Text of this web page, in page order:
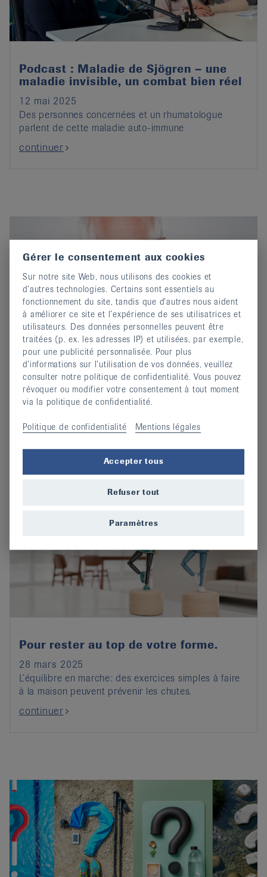
Podcast : Maladie de Sjögren – une
maladie invisible, un combat bien réel
12 mai 2025
Des personnes concernées et un rhumatologue
parlent de cette maladie auto-immune
continuer
Chirurgie du genou en cas d’arthrose:
opportunités et limites
14 avril 2025
Lisez l'interview du Prof. Dr méd. Markus Arnold.
continuer
Pour rester au top de votre forme.
28 mars 2025
L’équilibre en marche: des exercices simples à faire
à la maison peuvent prévenir les chutes.
continuer
Gérer le consentement aux cookies
Sur notre site Web, nous utilisons des cookies et
d’autres technologies. Certains sont essentiels au
fonctionnement du site, tandis que d’autres nous aident
à améliorer ce site et l’expérience de ses utilisatrices et
utilisateurs. Des données personnelles peuvent être
traitées (p. ex. les adresses IP) et utilisées, par exemple,
pour une publicité personnalisée. Pour plus
d’informations sur l’utilisation de vos données, veuillez
consulter notre politique de confidentialité. Vous pouvez
révoquer ou modifier votre consentement à tout moment
via la politique de confidentialité.
Politique de confidentialité Mentions légales
Accepter tous
Refuser tout
Paramètres